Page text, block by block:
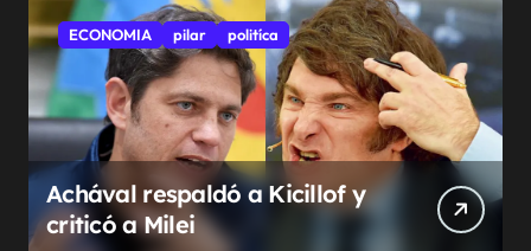
ECONOMIA pilar politíca
Achával respaldó a Kicillof y
criticó a Milei